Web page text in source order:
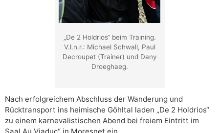
„De 2 Holdrios“ beim Training.
V.l.n.r.: Michael Schwall, Paul
Decroupet (Trainer) und Dany
Droeghaeg.
Nach erfolgreichem Abschluss der Wanderung und
Rücktransport ins heimische Göhltal laden „De 2 Holdrios“
zu einem karnevalistischen Abend bei freiem Eintritt im